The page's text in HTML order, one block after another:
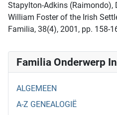
Familia Onderwerp
ALGEMEEN
A-Z GENEALOGIË
Stapylton-Adkins (Raimondo),
William Foster of the Irish
Familia, 38(4), 2001, pp. 158-